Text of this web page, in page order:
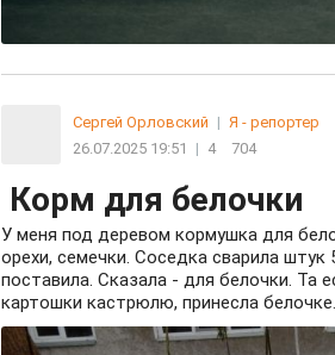
Сергей Орловский | Я - репортер
26.07.2025 19:51
| 4 704
Корм для белочки
У меня под деревом кормушка для
орехи, семечки. Соседка сварила
поставила. Сказала - для белочки. Та
картошки кастрюлю, принесла